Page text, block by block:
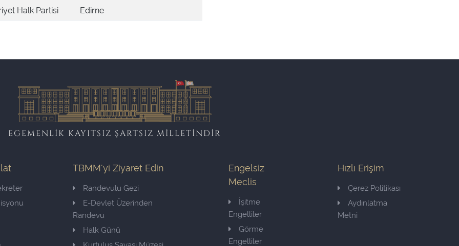
Halk Partisi
Edirne
EGEMENLİK KAYITSIZ ŞARTSIZ MİLLETİNDİR
TBMM'yi Ziyaret Edin
Randevulu Gezi
E-Devlet Üzerinden
Randevu
Halk Günü
Engelsiz
Meclis
İşitme
Engelliler
Görme
Engelliler
Hızlı Erişim
Çerez Politikası
Aydınlatma
Metni